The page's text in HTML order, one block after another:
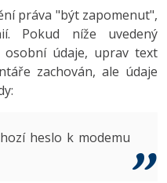
práva "být zapomenut",
Pokud níže uvedený
osobní údaje, uprav text
zachován, ale údaje
heslo k modemu